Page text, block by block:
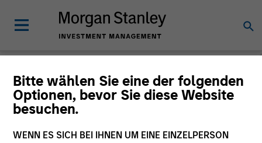
Bitte wählen Sie eine der folgenden
Optionen, bevor Sie diese Website
besuchen.
WENN ES SICH BEI IHNEN UM EINE EINZELPERSON
Morgan Stanley
Investment Funds
Änderung des Fondsvehikels